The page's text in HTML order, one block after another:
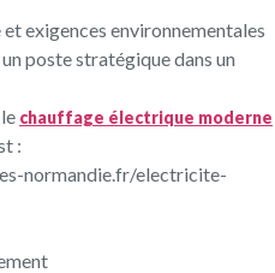
et exigences environnementales
poste stratégique dans un
chauffage électrique moderne
:
normandie.fr/electricite-